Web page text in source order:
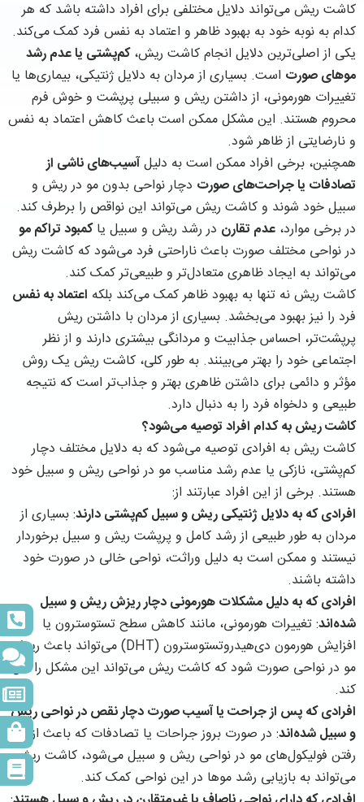
کاشت ریش می‌تواند دلایل مختلفی برای افراد داشته باشد که هر
کدام به نوبه خود به بهبود ظاهر و اعتماد به نفس فرد کمک می‌کند.
یکی از اصلی‌ترین دلایل انجام کاشت ریش،کم‌پشتی یا عدم رشد
موهای صورت است. بسیاری از مردان به دلایل ژنتیکی، بیماری‌ها یا
تغییرات هورمونی، از داشتن ریش و سبیلی پرپشت و خوش فرم
محروم هستند. این مشکل ممکن است باعث کاهش اعتماد به نفس
و نارضایتی از ظاهر شود.
همچنین، برخی افراد ممکن است به دلیلآسیب‌های ناشی از
تصادفات یا جراحت‌های صورت دچار نواحی بدون مو در ریش و
سبیل خود شوند و کاشت ریش می‌تواند این نواقص را برطرف کند.
در برخی موارد، عدم تقارن در رشد ریش و سبیل یاکمبود تراکم مو
در نواحی مختلف صورت باعث ناراحتی فرد می‌شود که کاشت ریش
می‌تواند به ایجاد ظاهری متعادل‌تر و طبیعی‌تر کمک کند.
کاشت ریش نه تنها به بهبود ظاهر کمک می‌کند بلکه اعتماد به نفس
فرد را نیز بهبود می‌بخشد. بسیاری از مردان با داشتن ریش
پرپشت‌تر، احساس جذابیت و مردانگی بیشتری دارند و از نظر
اجتماعی خود را بهتر می‌بینند. به طور کلی، کاشت ریش یک روش
مؤثر و دائمی برای داشتن ظاهری بهتر و جذاب‌تر است که نتیجه
طبیعی و دلخواه فرد را به دنبال دارد.
کاشت ریش به کدام افراد توصیه می‌شود؟
کاشت ریش به افرادی توصیه می‌شود که به دلایل مختلف دچار
کم‌پشتی، نازکی یا عدم رشد مناسب مو در نواحی ریش و سبیل خود
هستند. برخی از این افراد عبارتند از:
افرادی که به دلایل ژنتیکی ریش و سبیل کم‌پشتی دارند: بسیاری از
مردان به طور طبیعی از رشد کامل و پرپشت ریش و سبیل برخوردار
نیستند و ممکن است به دلیل وراثت، نواحی خالی در صورت خود
داشته باشند.
افرادی که به دلیل مشکلات هورمونی دچار ریزش ریش و سبیل
شده‌اند: تغییرات هورمونی، مانند کاهش سطح تستوسترون یا
افزایش هورمون دی‌هیدروتستوسترون (DHT) می‌تواند باعث ریزش
مو در نواحی صورت شود که کاشت ریش می‌تواند این مشکل را حل
کند.
افرادی که پس از جراحت یا آسیب صورت دچار نقص در نواحی ریش
و سبیل شده‌اند: در صورت بروز جراحات یا تصادفات که باعث از بین
رفتن فولیکول‌های مو در نواحی ریش و سبیل می‌شود، کاشت ریش
می‌تواند به بازیابی رشد موها در این نواحی کمک کند.